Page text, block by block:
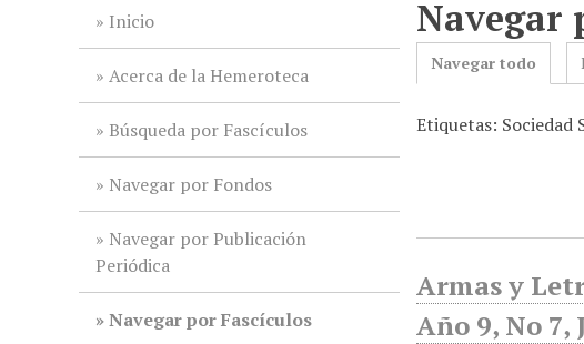
Inicio
Acerca de la Hemeroteca
Búsqueda por Fascículos
Navegar por Fondos
Navegar por Publicación
Periódica
Navegar por Fascículos
Navegar
Navegar todo
Etiquetas: Sociedad
Armas y
Año 9, No 7,